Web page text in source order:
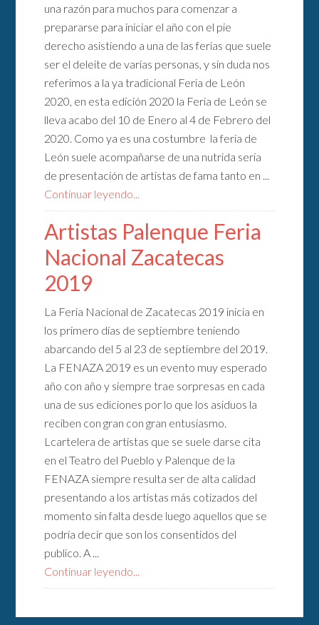
una razón para muchos para comenzar a
prepararse para iniciar el año con el pie
derecho asistiendo a una de las ferias que suele
ser el deleite de varias personas, y sin duda nos
referimos a la ya tradicional Feria de León
2020, en esta edición 2020 la Feria de León se
lleva acabo del 10 de Enero al 4 de Febrero del
2020. Como ya es una costumbre la feria de
León suele acompañarse de una nutrida seria
de presentación de artistas de fama tanto en ...
Continuar leyendo...
Artistas Palenque Feria
Nacional Zacatecas
2019
La Feria Nacional de Zacatecas 2019 inicia en
los primero días de septiembre teniendo
abarcando del 5 al 23 de septiembre del 2019.
La FENAZA 2019 es un evento muy esperado
año con año y siempre trae sorpresas en cada
una de sus ediciones por lo que los asiduos la
reciben con gran con gran entusiasmo.
Lcartelera de artistas que se suele darse cita
en el Teatro del Pueblo y Palenque de la
FENAZA siempre resulta ser de alta calidad
presentando a los artistas más cotizados del
momento sin falta desde luego aquellos que se
podría decir que son los consentidos del
publico. A ...
Continuar leyendo...